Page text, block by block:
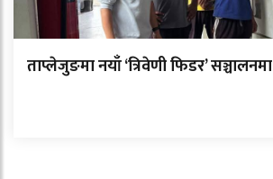
ताप्लेजुङमा नयाँ ‘त्रिवेणी फिडर’ सञ्चालनमा